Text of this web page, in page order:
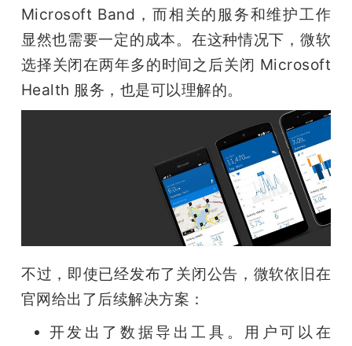
Microsoft Band，而相关的服务和维护工作
显然也需要一定的成本。在这种情况下，微软
选择关闭在两年多的时间之后关闭 Microsoft
Health 服务，也是可以理解的。
不过，即使已经发布了关闭公告，微软依旧在
官网给出了后续解决方案：
开发出了数据导出工具。用户可以在